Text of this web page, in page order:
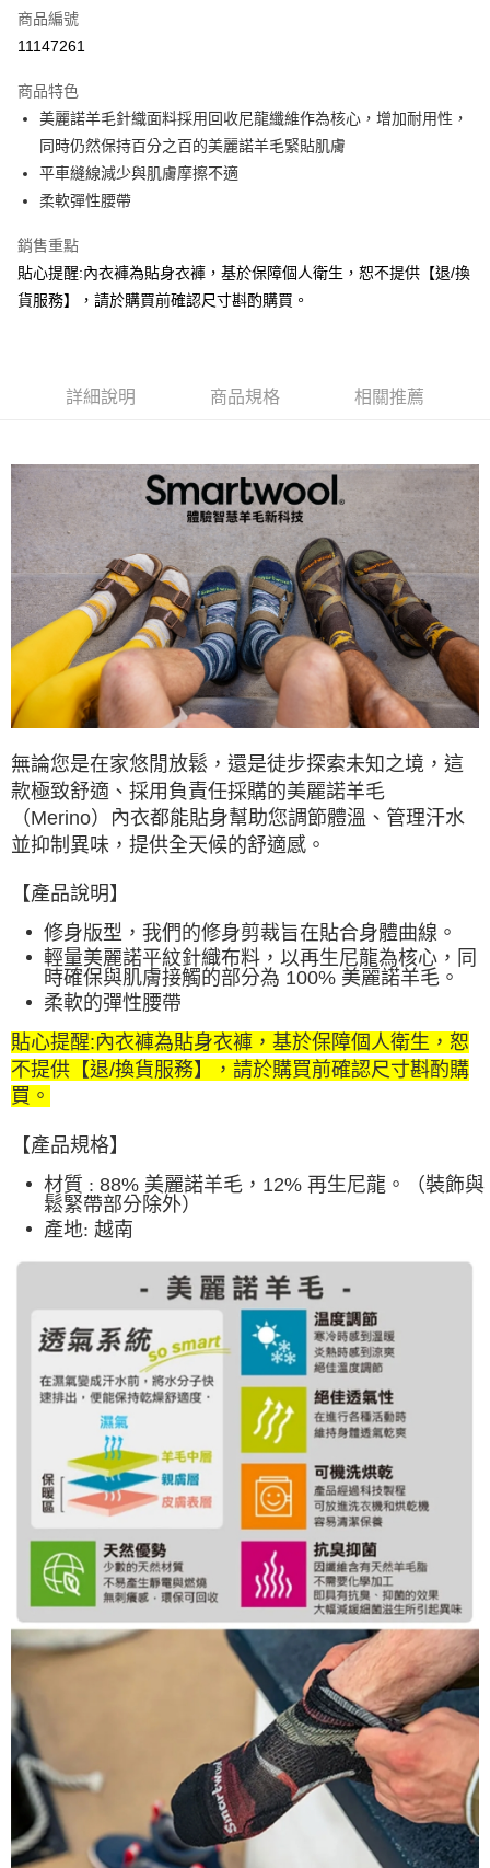
合作金庫商業銀行
上海商業儲蓄銀行
臺灣中小企業銀行
匯豐（台灣）商業銀行
華泰商業銀行
聯邦商業銀行
遠東國際商業銀行
元大商業銀行
玉山商業銀行
台灣樂天信用卡公司
超商取貨付款
LINE Pay
Apple Pay
ATM付款
運送方式
每筆NT$60，滿NT$490(含以上)免運費
付款後全家取貨
每筆NT$60，滿NT$490(含以上)免運費
每筆NT$60，滿NT$490(含以上)免運費
每筆NT$80，滿NT$490(含以上)免運費
離島宅配
每筆NT$80，滿NT$490(含以上)免運費
付款後門市自取
免運費
商品編號
11147261
商品特色
美麗諾羊毛針織面料採用回收尼龍纖維作為核心，增加耐用性，
同時仍然保持百分之百的美麗諾羊毛緊貼肌膚
平車縫線減少與肌膚摩擦不適
柔軟彈性腰帶
銷售重點
貼心提醒:內衣褲為貼身衣褲，基於保障個人衛生，恕不提供【退/換
貨服務】，請於購買前確認尺寸斟酌購買。
詳細說明 商品規格 相關推薦
無論您是在家悠閒放鬆，還是徒步探索未知之境，這
款極致舒適、採用負責任採購的美麗諾羊毛
（Merino）內衣都能貼身幫助您調節體溫、管理汗水
並抑制異味，提供全天候的舒適感。
【產品說明】
修身版型， 我們的修身剪裁旨在貼合身體曲線。
輕量美麗諾平紋針織布料，以再生尼龍為核心，同
時確保與肌膚接觸的部分為 100% 美麗諾羊毛。
柔軟的彈性腰帶
貼心提醒:內衣褲為貼身衣褲，基於保障個人衛生，恕
不提供【退/換貨服務】，請於購買前確認尺寸斟酌購
買。
【產品規格】
材質 : 88% 美麗諾羊毛，12% 再生尼龍。（裝飾與
鬆緊帶部分除外）
產地: 越南